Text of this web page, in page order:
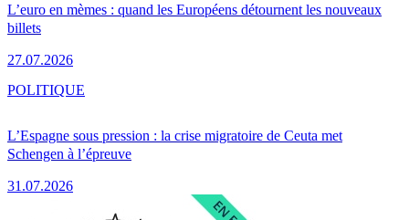
L’euro en mèmes : quand les Européens détournent les nouveaux
billets
27.07.2026
L’Espagne sous pression : la crise migratoire de Ceuta met
Schengen à l’épreuve
31.07.2026
POLITIQUE